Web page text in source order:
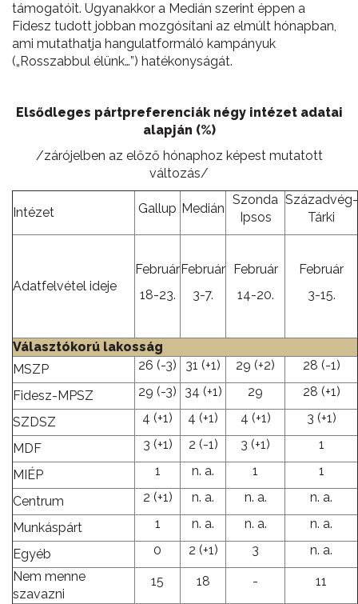
támogatóit. Ugyanakkor a Medián szerint éppen a
Fidesz tudott jobban mozgósítani az elmúlt hónapban,
ami mutathatja hangulatformáló kampányuk
(„Rosszabbul élünk…”) hatékonyságát.
Elsődleges pártpreferenciák négy intézet adatai
alapján (%)
/zárójelben az előző hónaphoz képest mutatott
változás/
Intézet Gallup Medián
Szonda
Ipsos
Századvég-
Tárki
Adatfelvétel ideje
Február
18-23.
Február
3-7.
Február
14-20.
Február
3-15.
Választókorú lakosság
MSZP
26 (-3) 31 (+1) 29 (+2)
28 (-1)
Fidesz-MPSZ
29 (-3) 34 (+1) 29
28 (+1)
SZDSZ
4 (+1) 4 (+1) 4 (+1)
3 (+1)
MDF
3 (+1) 2 (-1) 3 (+1)
1
MIÉP
1 n. a. 1
1
Centrum
2 (+1) n. a. n. a.
n. a.
Munkáspárt
1 n. a. n. a.
n. a.
Egyéb
0 2 (+1) 3
n. a.
Nem menne
szavazni
15 18 - 11